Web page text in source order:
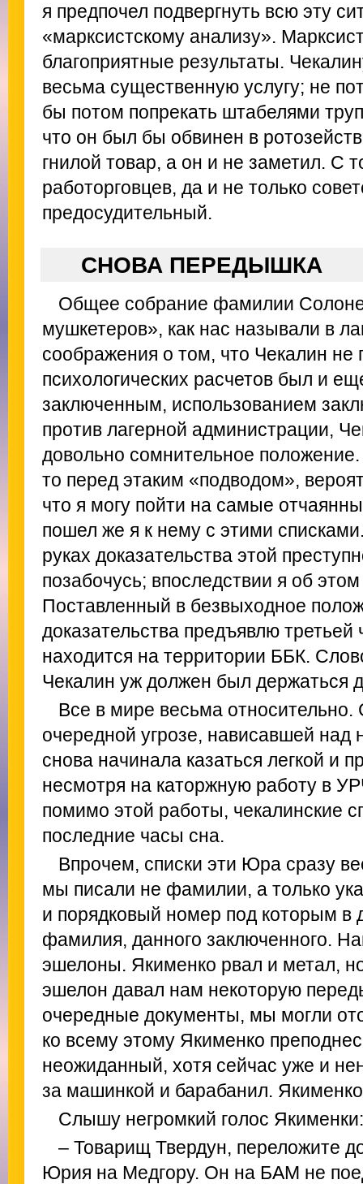
я предпочел подвергнуть всю эту
«марксистскому анализу».
благоприятные результаты.
весьма существенную услугу; не
бы потом попрекать штабелями
что он был бы обвинен в
гнилой товар, а он и не заметил. С
работорговцев, да и не только
предосудительный.
СНОВА ПЕРЕДЫШКА
Общее собрание фамилии
мушкетеров», как нас называли в
соображения о том, что Чекалин не
психологических расчетов был и
заключенным, использованием
против лагерной администрации,
довольно сомнительное
то перед этаким «подводом»,
что я могу пойти на самые
пошел же я к нему с этими
руках доказательства этой
позабочусь; впоследствии я об
Поставленный в безвыходное
доказательства предъявлю
находится на территории ББК.
Чекалин уж должен был держаться
Все в мире весьма относительно.
очередной угрозе, нависавшей
снова начинала казаться легкой и
несмотря на каторжную работу в
помимо этой работы, чекалинские
последние часы сна.
Впрочем, списки эти Юра сразу
мы писали не фамилии, а только
и порядковый номер под которым в
фамилия, данного заключенного.
эшелоны. Якименко рвал и метал,
эшелон давал нам некоторую
очередные документы, мы могли
ко всему этому Якименко
неожиданный, хотя сейчас уже и
за машинкой и барабанил.
Слышу негромкий голос Якименки:
– Товарищ Твердун, переложите
Юрия на Медгору. Он на БАМ не